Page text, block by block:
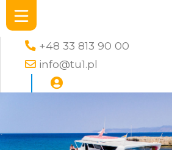
+48 33 813 90 00
info@tu1.pl